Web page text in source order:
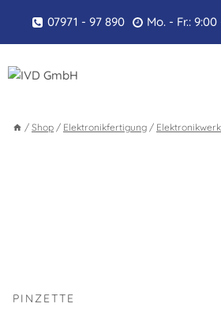
springen
07971 - 97 890 Mo. - Fr.:
/ Shop / Elektronikfertigung /
PINZETTE